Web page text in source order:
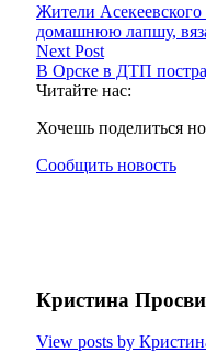
Жители
домашнюю лапшу,
Next Post
В Орске в ДТП
Читайте нас:
Хочешь поделиться
Сообщить новость
Кристина
View posts by